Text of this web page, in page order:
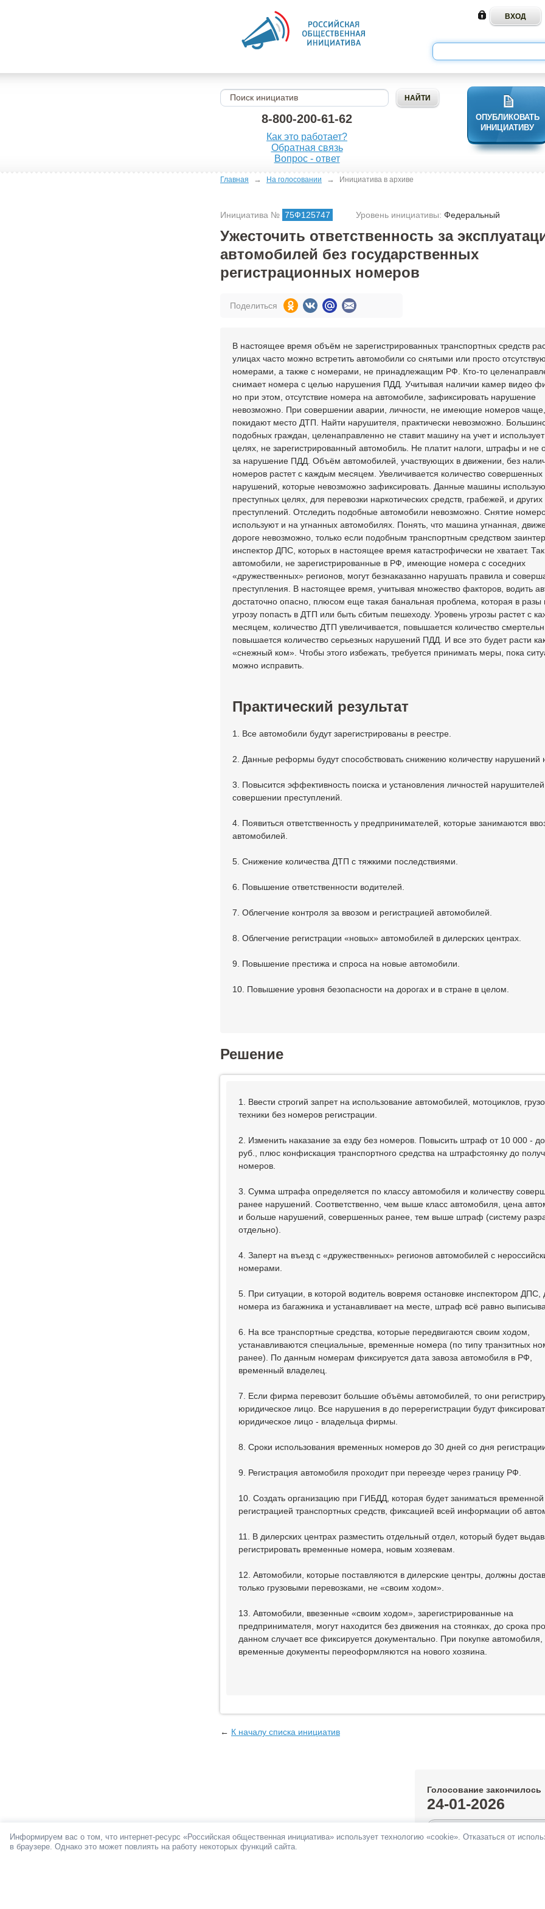
8-800-200-61-62
Как это работает?
Обратная связь
Вопрос - ответ
ОПУБЛИКОВАТЬ
ИНИЦИАТИВУ
Главная → На голосовании → Инициатива в архиве
Инициатива № 75Ф125747 Уровень инициативы: Федеральный
Ужесточить ответственность за
автомобилей без государственных
регистрационных номеров
Поделиться
В настоящее время объём не зарегистрированных транспортных средств
улицах часто можно встретить автомобили со снятыми или просто
номерами, а также с номерами, не принадлежащим РФ. Кто-то
снимает номера с целью нарушения ПДД. Учитывая наличии камер видео
но при этом, отсутствие номера на автомобиле, зафиксировать нарушение
невозможно. При совершении аварии, личности, не имеющие номеров чаще,
покидают место ДТП. Найти нарушителя, практически невозможно.
подобных граждан, целенаправленно не ставит машину на учет и
целях, не зарегистрированный автомобиль. Не платит налоги, штрафы и не
за нарушение ПДД. Объём автомобилей, участвующих в движении, без
номеров растет с каждым месяцем. Увеличивается количество совершенных
нарушений, которые невозможно зафиксировать. Данные машины
преступных целях, для перевозки наркотических средств, грабежей, и других
преступлений. Отследить подобные автомобили невозможно. Снятие
используют и на угнанных автомобилях. Понять, что машина угнанная,
дороге невозможно, только если подобным транспортным средством
инспектор ДПС, которых в настоящее время катастрофически не хватает.
автомобили, не зарегистрированные в РФ, имеющие номера с соседних
«дружественных» регионов, могут безнаказанно нарушать правила и
преступления. В настоящее время, учитывая множество факторов, водить
достаточно опасно, плюсом еще такая банальная проблема, которая в
угрозу попасть в ДТП или быть сбитым пешеходу. Уровень угрозы растет с
месяцем, количество ДТП увеличивается, повышается количество
повышается количество серьезных нарушений ПДД. И все это будет расти
«снежный ком». Чтобы этого избежать, требуется принимать меры, пока
можно исправить.
Практический результат
1. Все автомобили будут зарегистрированы в реестре.
2. Данные реформы будут способствовать снижению количеству нарушений
3. Повысится эффективность поиска и установления личностей
совершении преступлений.
4. Появиться ответственность у предпринимателей, которые занимаются
автомобилей.
5. Снижение количества ДТП с тяжкими последствиями.
6. Повышение ответственности водителей.
7. Облегчение контроля за ввозом и регистрацией автомобилей.
8. Облегчение регистрации «новых» автомобилей в дилерских центрах.
9. Повышение престижа и спроса на новые автомобили.
10. Повышение уровня безопасности на дорогах и в стране в целом.
Решение
1. Ввести строгий запрет на использование автомобилей, мотоциклов,
техники без номеров регистрации.
2. Изменить наказание за езду без номеров. Повысить штраф от 10 000 -
руб., плюс конфискация транспортного средства на штрафстоянку до
номеров.
3. Сумма штрафа определяется по классу автомобиля и количеству
ранее нарушений. Соответственно, чем выше класс автомобиля, цена
и больше нарушений, совершенных ранее, тем выше штраф (систему
отдельно).
4. Заперт на въезд с «дружественных» регионов автомобилей с
номерами.
5. При ситуации, в которой водитель вовремя остановке инспектором ДПС,
номера из багажника и устанавливает на месте, штраф всё равно
6. На все транспортные средства, которые передвигаются своим ходом,
устанавливаются специальные, временные номера (по типу транзитных
ранее). По данным номерам фиксируется дата завоза автомобиля в РФ,
временный владелец.
7. Если фирма перевозит большие объёмы автомобилей, то они
юридическое лицо. Все нарушения в до перерегистрации будут
юридическое лицо - владельца фирмы.
8. Сроки использования временных номеров до 30 дней со дня
9. Регистрация автомобиля проходит при переезде через границу РФ.
10. Создать организацию при ГИБДД, которая будет заниматься временной
регистрацией транспортных средств, фиксацией всей информации об
11. В дилерских центрах разместить отдельный отдел, который будет
регистрировать временные номера, новым хозяевам.
12. Автомобили, которые поставляются в дилерские центры, должны
только грузовыми перевозками, не «своим ходом».
13. Автомобили, ввезенные «своим ходом», зарегистрированные на
предпринимателя, могут находится без движения на стоянках, до срока
данном случает все фиксируется документально. При покупке автомобиля,
временные документы переоформляются на нового хозяина.
← К началу списка инициатив
Голосование закончилось
24-01-2026
Информируем вас о том, что интернет-ресурс «Российская общественная инициатива» использует технологию «cookie». Отказаться от
в браузере. Однако это может повлиять на работу некоторых функций сайта.